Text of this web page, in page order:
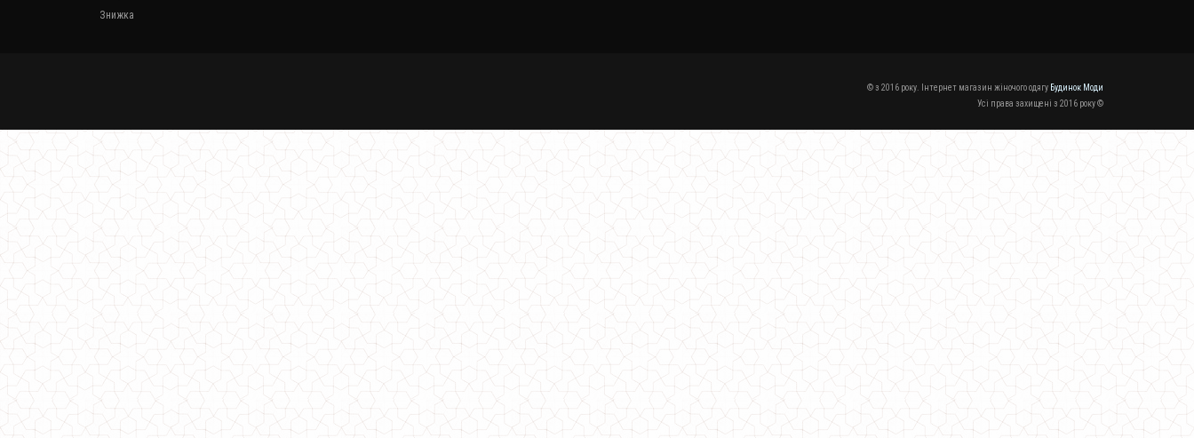
Модне жіноче плаття лапша
510.00грн.
Модне жіноче пальто оверсайз з хутряними помпонами
Знижка
© з 2016 року. Інтернет магазин жіночого одягу Будинок Моди
Усі права захищені з 2016 року ©